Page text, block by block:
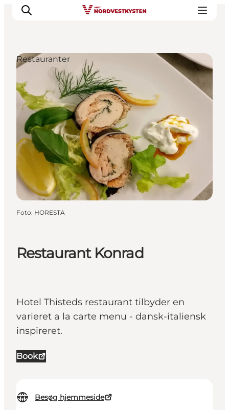
Feriesteder
Inspiration
Handicapvenlig ferie
Events
Overnatning
Planlæg din ferie
Restaurant Konrad
Hotel Thisteds restaurant tilbyder en
varieret a la carte menu - dansk-italiensk
inspireret.
Book
Besøg hjemmeside
Restauranter
Foto: HORESTA